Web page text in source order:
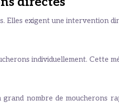
Elles exigent une intervention
individuellement. Cette
nombre de moucherons